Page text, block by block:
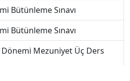
Bütünleme Sınavı
Bütünleme Sınavı
Dönemi Mezuniyet Üç Ders